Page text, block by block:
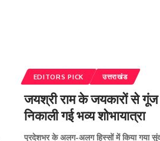
EDITORS PICK उत्तराखंड
जयश्री राम के जयकारों से गूंज
निकाली गई भव्य शोभायात्रा
प्रदेशभर के अलग-अलग हिस्सों में किया गया